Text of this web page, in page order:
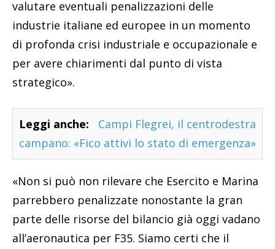
valutare eventuali penalizzazioni delle
industrie italiane ed europee in un momento
di profonda crisi industriale e occupazionale e
per avere chiarimenti dal punto di vista
strategico».
Leggi anche:
Campi Flegrei, il centrodestra
campano: «Fico attivi lo stato di emergenza»
«Non si può non rilevare che Esercito e Marina
parrebbero penalizzate nonostante la gran
parte delle risorse del bilancio già oggi vadano
all’aeronautica per F35. Siamo certi che il